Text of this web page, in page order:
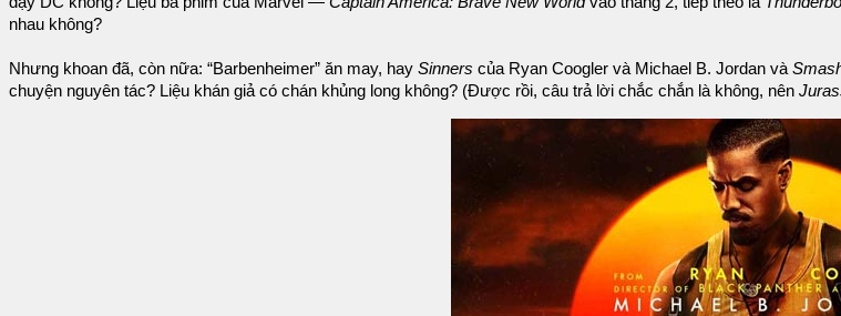
nhau không?
Nhưng khoan đã, còn nữa: “Barbenheimer” ăn may, hay Sinners của Ryan Coogler và Michael B. Jordan và
chuyện nguyên tác? Liệu khán giả có chán khủng long không? (Được rồi, câu trả lời chắc chắn là không, nên